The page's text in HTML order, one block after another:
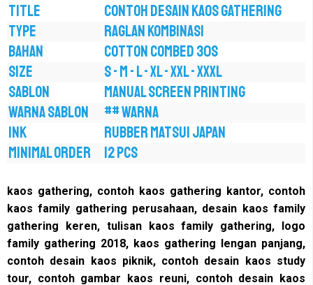
TITLE
CONTOH DESAIN KAOS GATHERING
TYPE
RAGLAN KOMBINASI
BAHAN
COTTON COMBED 30S
SIZE
S - M - L - XL - XXL - XXXL
SABLON
MANUAL SCREEN PRINTING
WARNA SABLON
## WARNA
INK
RUBBER MATSUI JAPAN
MINIMAL ORDER
12 PCS
kaos gathering, contoh kaos gathering kantor, contoh
kaos family gathering perusahaan, desain kaos family
gathering keren, tulisan kaos family gathering, logo
family gathering 2018, kaos gathering lengan panjang,
contoh desain kaos piknik, contoh desain kaos study
tour, contoh gambar kaos reuni, contoh desain kaos